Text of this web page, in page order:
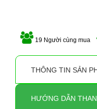
19 Người cùng mua
THÔNG TIN SẢN
HƯỚNG DẪN